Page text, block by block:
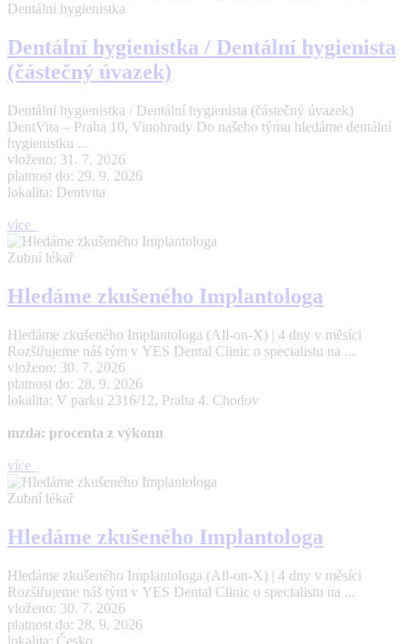
Dentální hygienistka
Dentální hygienistka / Dentální hygienista
(částečný úvazek)
Dentální hygienistka / Dentální hygienista (částečný úvazek)
DentVita – Praha 10, Vinohrady Do našeho týmu hledáme dentální
hygienistku ...
vloženo: 31. 7. 2026
platnost do: 29. 9. 2026
lokalita: Dentvita
více
Zubní lékař
Hledáme zkušeného Implantologa
Hledáme zkušeného Implantologa (All-on-X) | 4 dny v měsíci
Rozšiřujeme náš tým v YES Dental Clinic o specialistu na ...
vloženo: 30. 7. 2026
platnost do: 28. 9. 2026
lokalita: V parku 2316/12, Praha 4. Chodov
mzda: procenta z výkonu
více
Zubní lékař
Hledáme zkušeného Implantologa
Hledáme zkušeného Implantologa (All-on-X) | 4 dny v měsíci
Rozšiřujeme náš tým v YES Dental Clinic o specialistu na ...
vloženo: 30. 7. 2026
platnost do: 28. 9. 2026
lokalita: Česko